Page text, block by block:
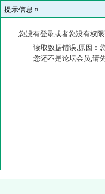
提示信息 »
您没有登录或者您没有权
读取数据错误,原因：
您还不是论坛会员,请